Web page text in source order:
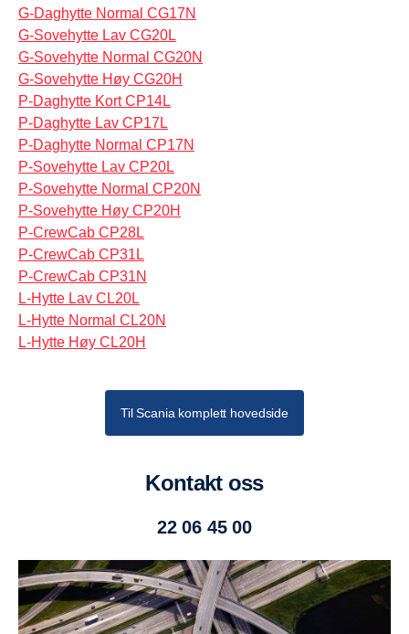
G-Daghytte Normal CG17N
G-Sovehytte Lav CG20L
G-Sovehytte Normal CG20N
G-Sovehytte Høy CG20H
P-Daghytte Kort CP14L
P-Daghytte Lav CP17L
P-Daghytte Normal CP17N
P-Sovehytte Lav CP20L
P-Sovehytte Normal CP20N
P-Sovehytte Høy CP20H
P-CrewCab CP28L
P-CrewCab CP31L
P-CrewCab CP31N
L-Hytte Lav CL20L
L-Hytte Normal CL20N
L-Hytte Høy CL20H
Til Scania komplett hovedside
Kontakt oss
22 06 45 00